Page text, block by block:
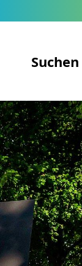
Suchen